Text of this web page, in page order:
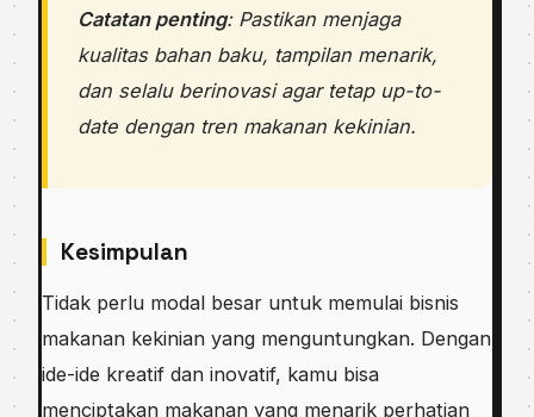
Catatan penting: Pastikan menjaga
kualitas bahan baku, tampilan menarik,
dan selalu berinovasi agar tetap up-to-
date dengan tren makanan kekinian.
Kesimpulan
Tidak perlu modal besar untuk memulai bisnis
makanan kekinian yang menguntungkan. Dengan
ide-ide kreatif dan inovatif, kamu bisa
menciptakan makanan yang menarik perhatian